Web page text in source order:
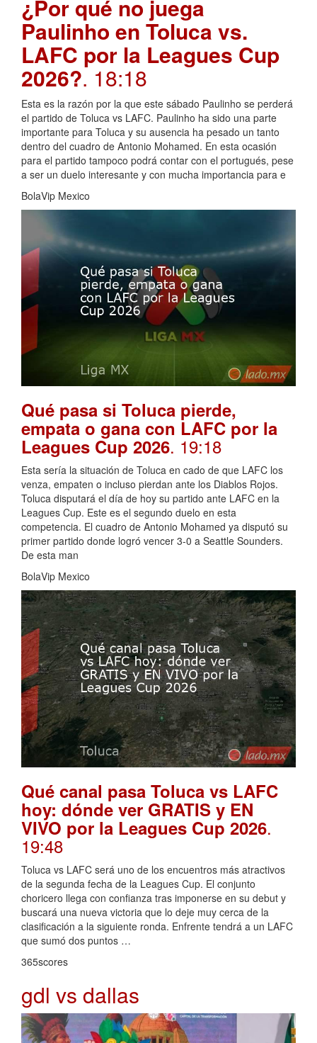
¿Por qué no juega
Paulinho en Toluca vs.
LAFC por la Leagues Cup
2026?. 18:18
Esta es la razón por la que este sábado Paulinho se perderá
el partido de Toluca vs LAFC. Paulinho ha sido una parte
importante para Toluca y su ausencia ha pesado un tanto
dentro del cuadro de Antonio Mohamed. En esta ocasión
para el partido tampoco podrá contar con el portugués, pese
a ser un duelo interesante y con mucha importancia para e
BolaVip Mexico
Qué pasa si Toluca pierde,
empata o gana con LAFC por la
Leagues Cup 2026. 19:18
Esta sería la situación de Toluca en cado de que LAFC los
venza, empaten o incluso pierdan ante los Diablos Rojos.
Toluca disputará el día de hoy su partido ante LAFC en la
Leagues Cup. Este es el segundo duelo en esta
competencia. El cuadro de Antonio Mohamed ya disputó su
primer partido donde logró vencer 3-0 a Seattle Sounders.
De esta man
BolaVip Mexico
Qué canal pasa Toluca vs LAFC
hoy: dónde ver GRATIS y EN
VIVO por la Leagues Cup 2026.
19:48
Toluca vs LAFC será uno de los encuentros más atractivos
de la segunda fecha de la Leagues Cup. El conjunto
choricero llega con confianza tras imponerse en su debut y
buscará una nueva victoria que lo deje muy cerca de la
clasificación a la siguiente ronda. Enfrente tendrá a un LAFC
que sumó dos puntos …
365scores
gdl vs dallas